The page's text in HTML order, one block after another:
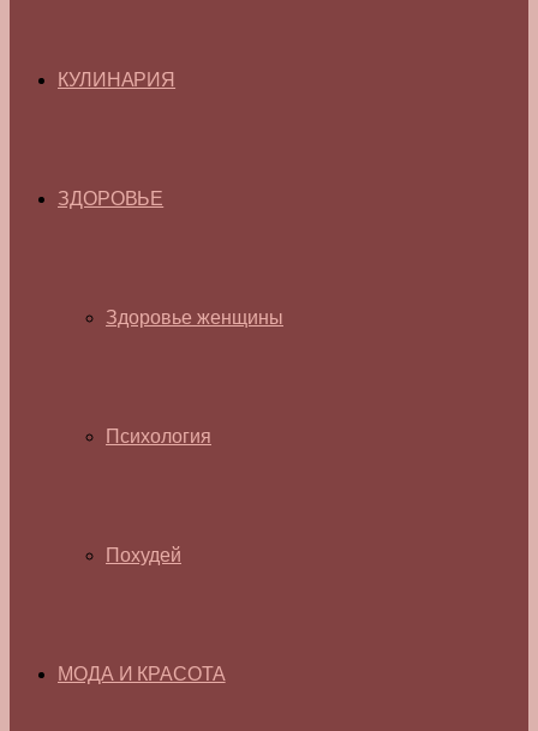
КУЛИНАРИЯ
ЗДОРОВЬЕ
Здоровье женщины
Психология
Похудей
МОДА И КРАСОТА